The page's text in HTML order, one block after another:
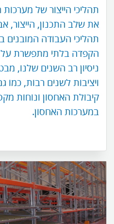
תהליכי הייצור של מערכות
את שלב התכנון, הייצור,
תהליכי העבודה המובנים
הקפדה בלתי מתפשרת על
ניסיון רב השנים שלנו,
ויציבות לשנים רבות, כמו
קיבולת האחסון ונוחות
במערכות האחסון.